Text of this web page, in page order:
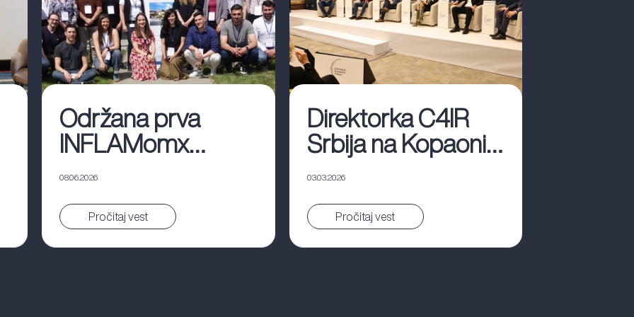
Održana prva
INFLAMomx
radionica u
Beogradu
08.06.2026
Pročitaj vest
Direktorka C4IR
Srbija na Kopaonik
biznis forumu
03.03.2026
Pročitaj vest